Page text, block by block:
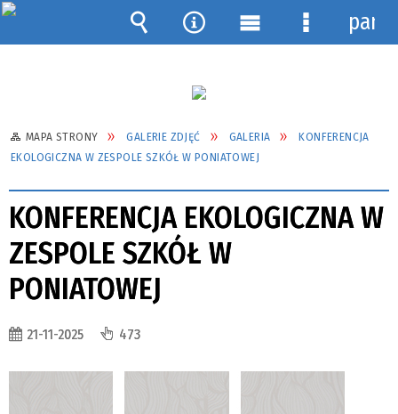
MAPA STRONY GALERIE ZDJĘĆ GALERIA
KONFERENCJA
EKOLOGICZNA W ZESPOLE SZKÓŁ W PONIATOWEJ
KONFERENCJA EKOLOGICZNA W
ZESPOLE SZKÓŁ W
PONIATOWEJ
21-11-2025 473
Wyszukiwarka
Narzędzia
Menu Menu
panel